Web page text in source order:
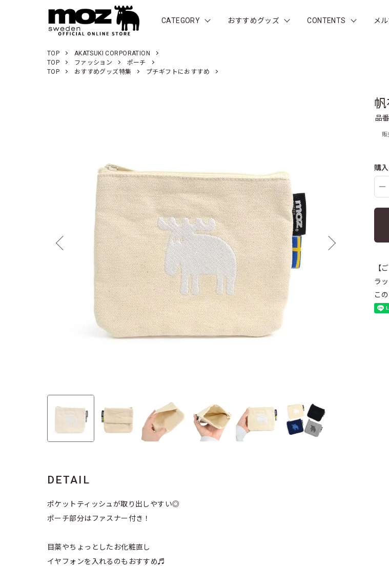
CATEGORY おすすめグッズ CONTENTS メ
TOP
AKATSUKI CORPORATION
TOP
ファッション
ポーチ
TOP
おすすめグッズ特集 プチギフトにおすすめ
品
販
購
【
ラ
こ
DETAIL
ポケットティッシュが取り出しやすい◎
ポーチ部分はファスナー付き！
目薬やちょっとしたお化粧直し
イヤフォンを入れるのもおすすめ♬